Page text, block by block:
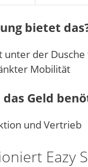
bietet
unter der
Mobilität
Geld
und Vertrieb
Eazy